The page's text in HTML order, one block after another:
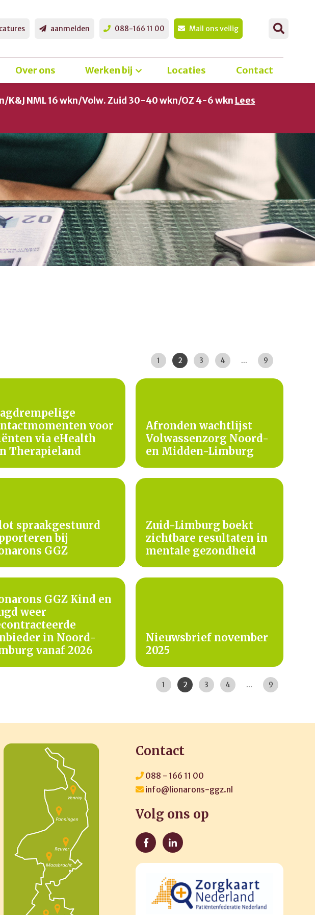
Mail ons veilig
088-166 11 00
aanmelden
Over ons Werken bij Locaties Contact
NML 16 wkn/Volw. Zuid 30-40 wkn/OZ 4-6 wkn Lees
1 2 3 4 ... 9
voor
via eHealth
Therapieland
Afronden wachtlijst
Volwassenzorg Noord-
en Midden-Limburg
spraakgestuurd
bij
GGZ
Zuid-Limburg boekt
zichtbare resultaten in
mentale gezondheid
GGZ Kind en
weer
in Noord-
vanaf 2026
Nieuwsbrief november
2025
1 2 3 4 ... 9
Contact
088 - 166 11 00
info@lionarons-ggz.nl
Volg ons op